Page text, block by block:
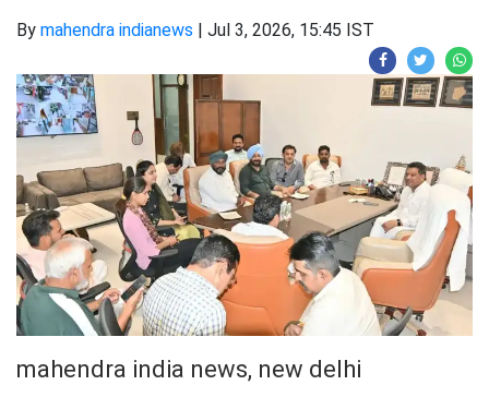
By mahendra indianews | Jul 3, 2026, 15:45 IST
mahendra india news, new delhi